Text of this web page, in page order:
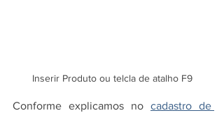
Inserir Produto ou telcla de atalho F9
Conforme explicamos no cadastro de